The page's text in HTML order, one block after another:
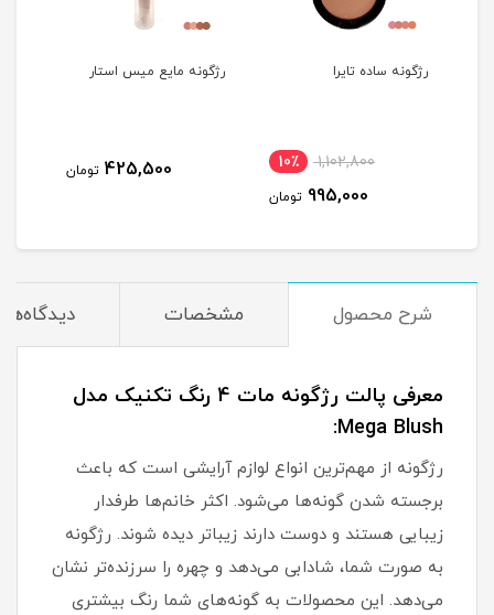
رژگونه ساده تایرا
1,102,800 10٪
995,000 تومان
رژگونه مایع میس استار
425,500 تومان
شرح محصول مشخصات دیدگاه‌ها
معرفی پالت رژگونه مات 4 رنگ تکنیک مدل
Mega Blush:
رژگونه از مهم‌ترین انواع لوازم آرایشی است که باعث
برجسته شدن گونه‌ها می‌شود. اکثر خانم‌ها طرفدار
زیبایی هستند و دوست دارند زیباتر دیده شوند. رژگونه
به صورت شما، شادابی می‌دهد و چهره را سرزنده‌تر نشان
می‌دهد. این محصولات به گونه‌های شما رنگ بیشتری